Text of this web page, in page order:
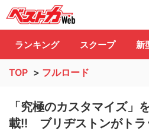
自動車情報誌「
ランキング スクープ 新
TOP > フルロード
「究極のカスタマイズ」
載!! ブリヂストンがトラ